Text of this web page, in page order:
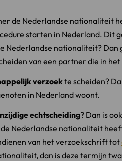
de Nederlandse nationaliteit
starten in Nederland. Dit
Nederlandse nationaliteit?
van een partner die in
verzoekte scheiden?
in Nederland woont.
echtscheiding? Dan is
Nederlandse nationaliteit
van het verzoekschrift tot
dan is deze termijn